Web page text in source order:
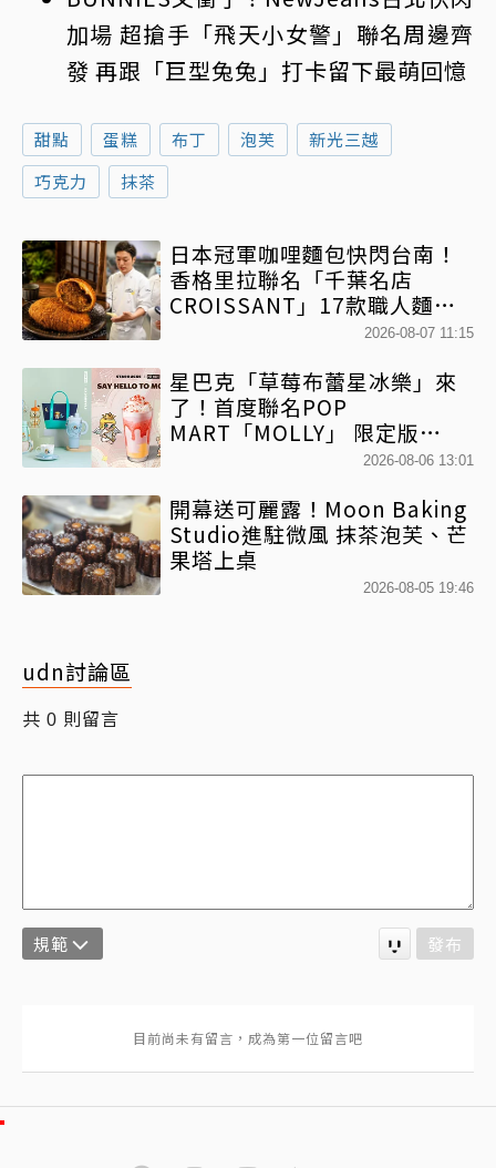
加場 超搶手「飛天小女警」聯名周邊齊
發 再跟「巨型兔兔」打卡留下最萌回憶
甜點 蛋糕 布丁 泡芙
新光三越
巧克力
抹茶
日本冠軍咖哩麵包快閃台南！
香格里拉聯名「千葉名店
CROISSANT」17款職人麵包
2026-08-07 11:15
星巴克「草莓布蕾星冰樂」來
了！首度聯名POP
MART「MOLLY」 限定版
「MOLLYｘBearista小熊杯」
2026-08-06 13:01
開幕送可麗露！Moon Baking
Studio進駐微風 抹茶泡芙、芒
果塔上桌
2026-08-05 19:46
udn討論區
共 0 則留言
規範 發布